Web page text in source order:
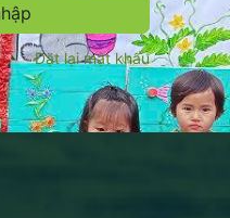
Đặt lại mật khẩu